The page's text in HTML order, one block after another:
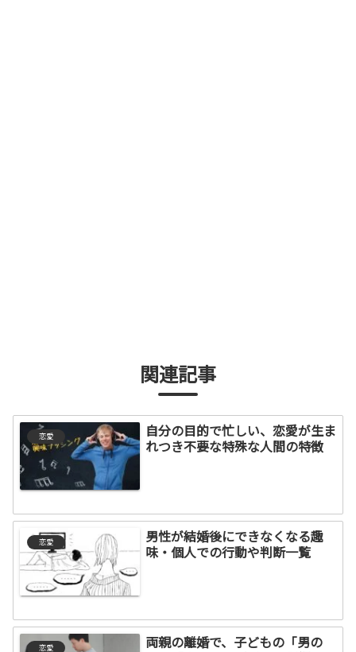
関連記事
恋愛
自分の目的で忙しい、恋愛が生ま
れつき不要な特殊な人間の特徴
恋愛
男性が結婚後にできなくなる趣
味・個人での行動や判断一覧
恋愛
両親の離婚で、子どもの「男の